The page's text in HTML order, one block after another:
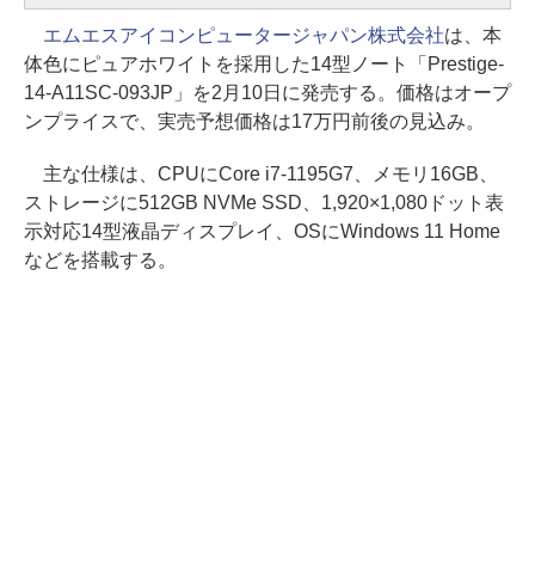
エムエスアイコンピュータージャパン株式会社は、本
体色にピュアホワイトを採用した14型ノート「Prestige-
14-A11SC-093JP」を2月10日に発売する。価格はオープ
ンプライスで、実売予想価格は17万円前後の見込み。
主な仕様は、CPUにCore i7-1195G7、メモリ16GB、
ストレージに512GB NVMe SSD、1,920×1,080ドット表
示対応14型液晶ディスプレイ、OSにWindows 11 Home
などを搭載する。